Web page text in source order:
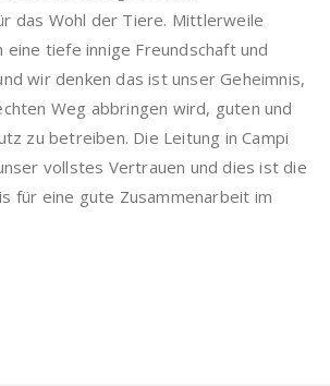
das Wohl der Tiere. Mittlerweile
eine tiefe innige Freundschaft und
wir denken das ist unser Geheimnis,
Weg abbringen wird, guten und
zu betreiben. Die Leitung in Campi
vollstes Vertrauen und dies ist die
für eine gute Zusammenarbeit im